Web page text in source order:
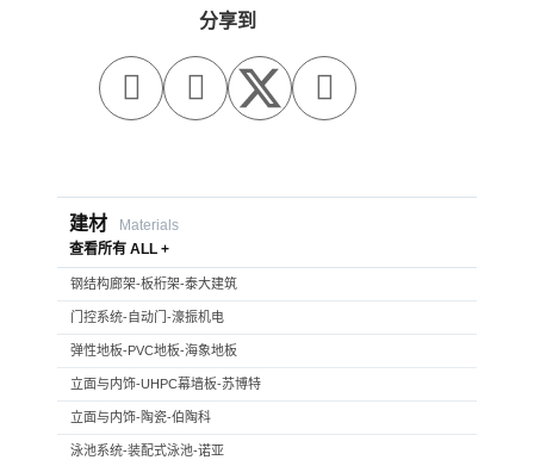
分享到
  
建材
Materials
查看所有 ALL +
钢结构廊架-板桁架-泰大建筑
门控系统-自动门-濠振机电
弹性地板-PVC地板-海象地板
立面与内饰-UHPC幕墙板-苏博特
立面与内饰-陶瓷-伯陶科
泳池系统-装配式泳池-诺亚